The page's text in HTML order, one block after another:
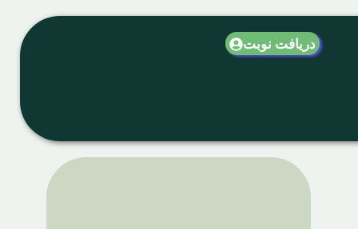
دریافت نوبت